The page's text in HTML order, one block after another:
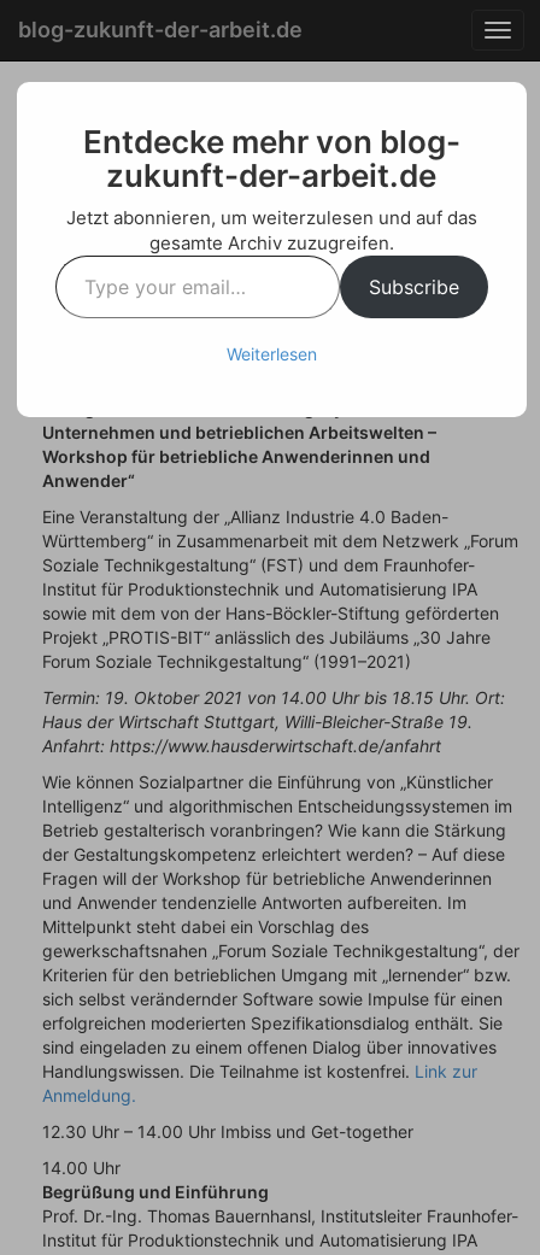
Menu
content
T
o
g
blog-zukunft-der-arbeit.de
Einladung zur
Veranstaltung „KI
zwischen Mythos und
Realität“
Posted on Welf Schroeter
Einladung zur Veranstaltung „KI zwischen Mythos und
Unternehmen und betrieblichen Arbeitswelten –
Workshop für betriebliche Anwenderinnen und
Anwender“
Eine Veranstaltung der „Allianz Industrie 4.0 Baden-
Württemberg“ in Zusammenarbeit mit dem Netzwerk „Forum
Soziale Technikgestaltung“ (FST) und dem Fraunhofer-
Institut für Produktionstechnik und Automatisierung IPA
sowie mit dem von der Hans-Böckler-Stiftung geförderten
Projekt „PROTIS-BIT“ anlässlich des Jubiläums „30 Jahre
Forum Soziale Technikgestaltung“ (1991–2021)
Termin: 19. Oktober 2021 von 14.00 Uhr bis 18.15 Uhr. Ort:
Haus der Wirtschaft Stuttgart, Willi-Bleicher-Straße 19.
Anfahrt: https://www.hausderwirtschaft.de/anfahrt
Wie können Sozialpartner die Einführung von „Künstlicher
Intelligenz“ und algorithmischen Entscheidungssystemen im
Betrieb gestalterisch voranbringen? Wie kann die Stärkung
der Gestaltungskompetenz erleichtert werden? – Auf diese
Fragen will der Workshop für betriebliche Anwenderinnen
und Anwender tendenzielle Antworten aufbereiten. Im
Mittelpunkt steht dabei ein Vorschlag des
gewerkschaftsnahen „Forum Soziale Technikgestaltung“, der
Kriterien für den betrieblichen Umgang mit „lernender“ bzw.
sich selbst verändernder Software sowie Impulse für einen
erfolgreichen moderierten Spezifikationsdialog enthält. Sie
sind eingeladen zu einem offenen Dialog über innovatives
Handlungswissen. Die Teilnahme ist kostenfrei. Link zur
Anmeldung.
12.30 Uhr – 14.00 Uhr Imbiss und Get-together
14.00 Uhr
Begrüßung und Einführung
Prof. Dr.-Ing. Thomas Bauernhansl, Institutsleiter Fraunhofer-
Institut für Produktionstechnik und Automatisierung IPA
Entdecke mehr von blog-
zukunft-der-arbeit.de
Jetzt abonnieren, um weiterzulesen und auf das
gesamte Archiv zuzugreifen.
Type
your
email…
Subscribe
Weiterlesen